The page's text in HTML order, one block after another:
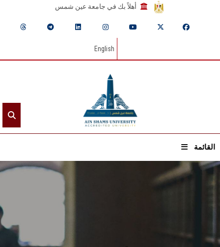
أهلاً بك في جامعة عين شمس
English
القائمة
الرئيسيـة
القطاعـات